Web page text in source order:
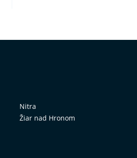
Nitra
Žiar nad Hronom